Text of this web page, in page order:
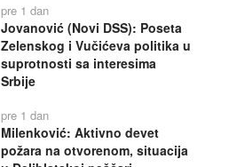
pre 1 dan
Jovanović (Novi DSS): Poseta
Zelenskog i Vučićeva politika u
suprotnosti sa interesima
Srbije
pre 1 dan
Milenković: Aktivno devet
požara na otvorenom, situacija